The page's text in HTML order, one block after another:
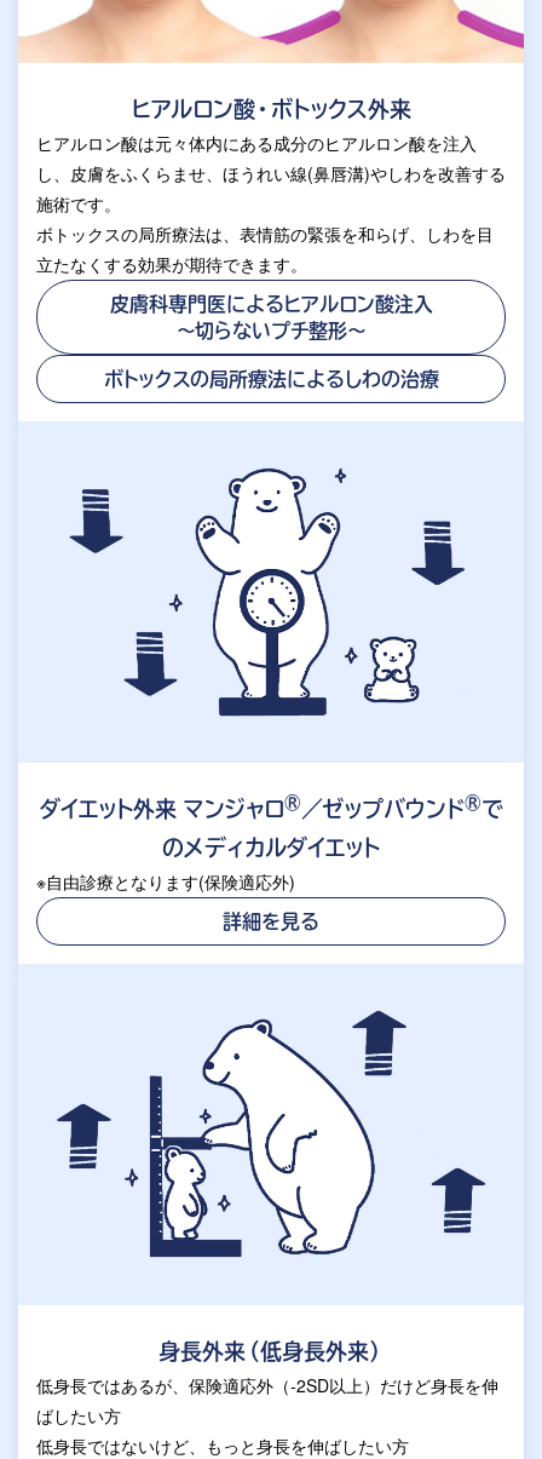
ヒアルロン酸・ボトックス外来
ヒアルロン酸は元々体内にある成分のヒアルロン酸を注入
し、皮膚をふくらませ、ほうれい線(鼻唇溝)やしわを改善する
施術です。
ボトックスの局所療法は、表情筋の緊張を和らげ、しわを目
立たなくする効果が期待できます。
皮膚科専門医によるヒアルロン酸注入
～切らないプチ整形～
ボトックスの局所療法による しわの治療
ダイエット外来 マンジャロ® ／ゼップバウンド®で
のメディカルダイエット
※自由診療となります(保険適応外)
詳細を見る
身長外来（低身長外来）
低身長ではあるが、保険適応外（-2SD以上）だけど身長を伸
ばしたい方
低身長ではないけど、もっと身長を伸ばしたい方